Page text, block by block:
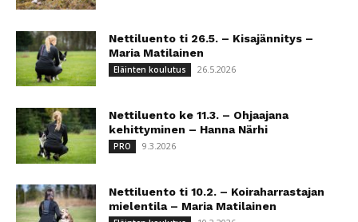
Nettiluento ti 26.5. – Kisajännitys –
Maria Matilainen
Eläinten koulutus 26.5.2026
Nettiluento ke 11.3. – Ohjaajana
kehittyminen – Hanna Närhi
PRO 9.3.2026
Nettiluento ti 10.2. – Koiraharrastajan
mielentila – Maria Matilainen